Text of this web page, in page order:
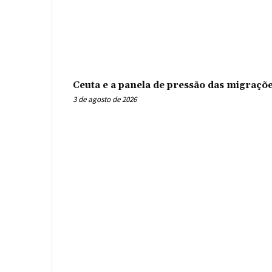
Ceuta e a panela de pressão das
3 de agosto de 2026